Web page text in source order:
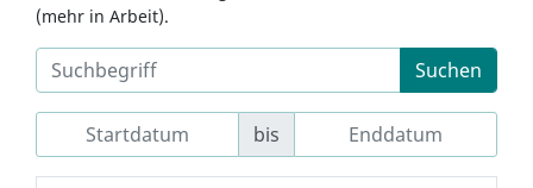
(mehr in Arbeit).
Suchen
bis